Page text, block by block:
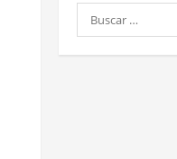
Buscar: